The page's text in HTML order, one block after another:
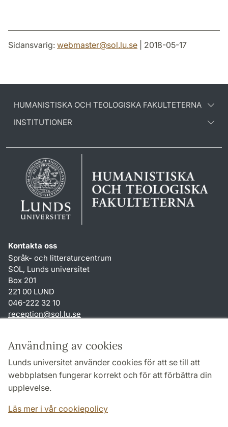
Användning av cookies
Lunds universitet använder cookies för att se till att
webbplatsen fungerar korrekt och för att förbättra din
upplevelse.
Läs mer i vår cookiepolicy
Sidansvarig: webmaster@sol.lu.se | 2018-05-17
HUMANISTISKA OCH TEOLOGISKA FAKULTETERNA
INSTITUTIONER
Kontakta oss
Språk- och litteraturcentrum
SOL, Lunds universitet
Box 201
221 00 LUND
046-222 32 10
reception@sol.lu.se
Genvägar
Om webbplatsen och cookies
Behandling av personuppgifter
Tillgänglighetsredogörelse